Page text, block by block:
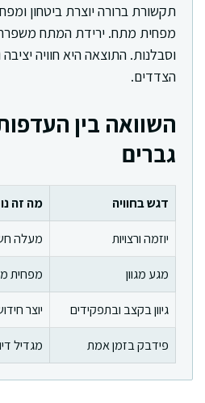
תקשורת ברורה יוצרת ביטחון
מפחית מתח. ירידת המתח
וסבלנות. התוצאה היא חוויה
הצדדים.
השוואה בין
גברים
דגש בחוויה
מה זה
יוזמה ורצויות
מעלה
מגע מגוון
מפחית
גיוון בקצב ובתפקידים
יוצר
פידבק בזמן אמת
מגדיל